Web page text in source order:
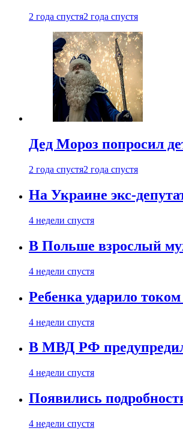
2 года спустя2 года спустя
Дед Мороз попросил
2 года спустя2 года спустя
На Украине экс-
4 недели спустя
В Польше взрослый
4 недели спустя
Ребенка ударило
4 недели спустя
В МВД РФ
4 недели спустя
Появились
4 недели спустя